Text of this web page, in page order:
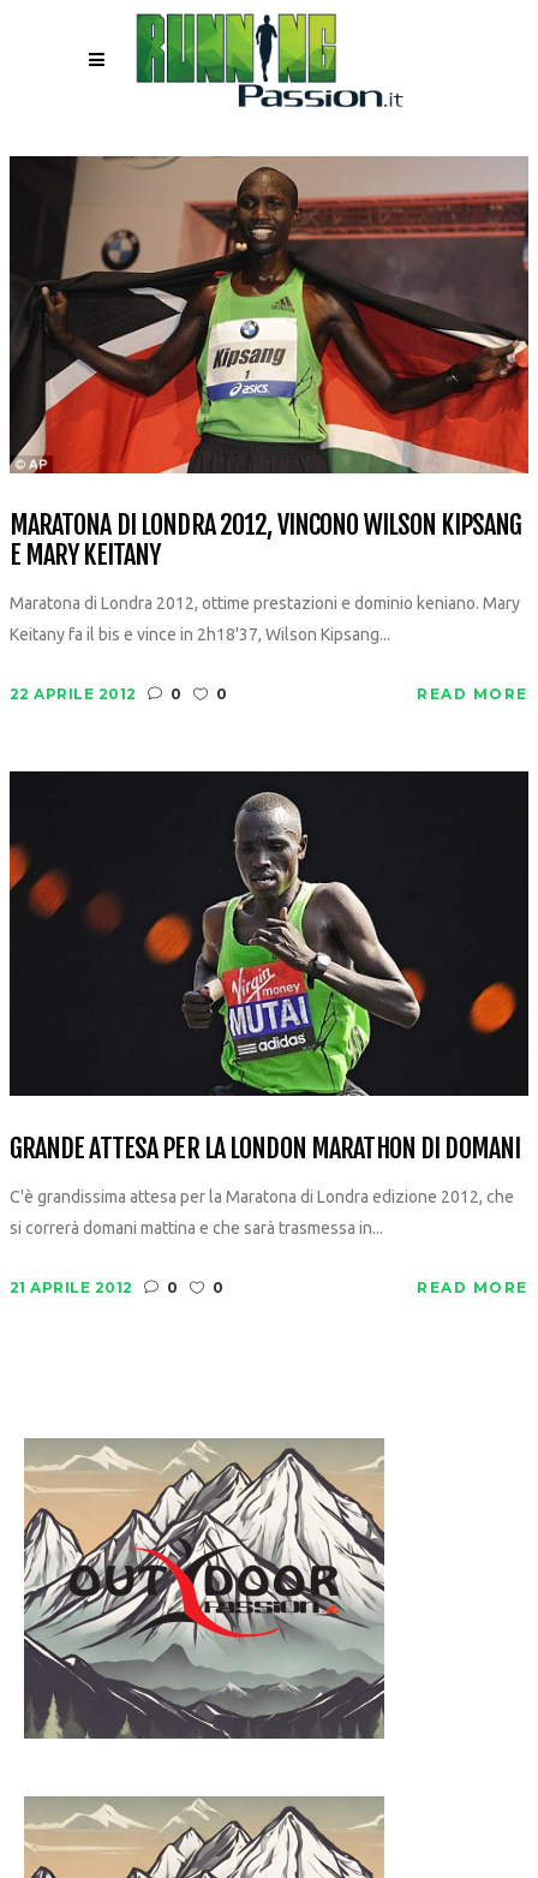
MARATONA DI LONDRA 2012, VINCONO WILSON KIPSANG
E MARY KEITANY
Maratona di Londra 2012, ottime prestazioni e dominio keniano. Mary
Keitany fa il bis e vince in 2h18'37, Wilson Kipsang...
22 APRILE 2012 0 0 READ MORE
GRANDE ATTESA PER LA LONDON MARATHON DI DOMANI
C'è grandissima attesa per la Maratona di Londra edizione 2012, che
si correrà domani mattina e che sarà trasmessa in...
21 APRILE 2012 0 0 READ MORE